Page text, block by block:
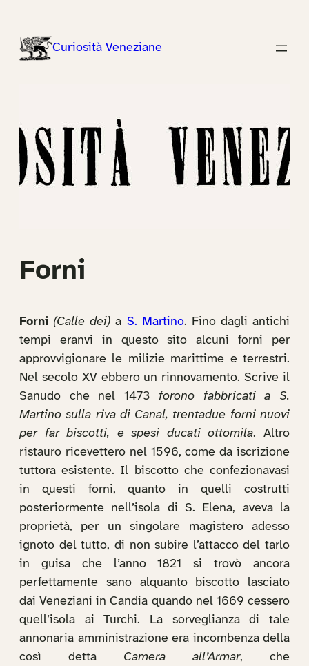
contenutoCuriosità Veneziane
Forni
Forni (Calle dei) a S. Martino. Fino dagli antichi
tempi eranvi in questo sito alcuni forni per
approvvigionare le milizie marittime e terrestri.
Nel secolo XV ebbero un rinnovamento. Scrive il
Sanudo che nel 1473 forono fabbricati a S.
Martino sulla riva di Canal, trentadue forni nuovi
per far biscotti, e spesi ducati ottomila. Altro
ristauro ricevettero nel 1596, come da iscrizione
tuttora esistente. Il biscotto che confezionavasi
in questi forni, quanto in quelli costrutti
posteriormente nell’isola di S. Elena, aveva la
proprietà, per un singolare magistero adesso
ignoto del tutto, di non subire l’attacco del tarlo
in guisa che l’anno 1821 si trovò ancora
perfettamente sano alquanto biscotto lasciato
dai Veneziani in Candia quando nel 1669 cessero
quell’isola ai Turchi. La sorveglianza di tale
annonaria amministrazione era incombenza della
così detta Camera all’Armar, che